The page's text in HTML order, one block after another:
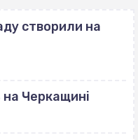
створили на
Черкащині